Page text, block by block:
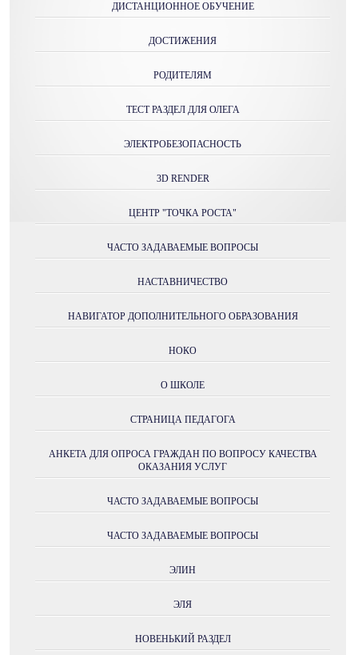
ДИСТАНЦИОННОЕ ОБУЧЕНИЕ
ДОСТИЖЕНИЯ
РОДИТЕЛЯМ
ТЕСТ РАЗДЕЛ ДЛЯ ОЛЕГА
ЭЛЕКТРОБЕЗОПАСНОСТЬ
3D RENDER
ЦЕНТР "ТОЧКА РОСТА"
ЧАСТО ЗАДАВАЕМЫЕ ВОПРОСЫ
НАСТАВНИЧЕСТВО
НАВИГАТОР ДОПОЛНИТЕЛЬНОГО ОБРАЗОВАНИЯ
НОКО
О ШКОЛЕ
СТРАНИЦА ПЕДАГОГА
АНКЕТА ДЛЯ ОПРОСА ГРАЖДАН ПО ВОПРОСУ КАЧЕСТВА
ОКАЗАНИЯ УСЛУГ
ЧАСТО ЗАДАВАЕМЫЕ ВОПРОСЫ
ЧАСТО ЗАДАВАЕМЫЕ ВОПРОСЫ
ЭЛИН
ЭЛЯ
НОВЕНЬКИЙ РАЗДЕЛ